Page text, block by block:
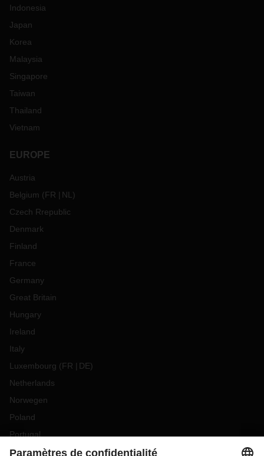
Indonesia
Japan
Korea
Malaysia
Singapore
Taiwan
Thailand
Vietnam
EUROPE
Austria
Belgium (FR NL )
Czech Rrepublic
Denmark
Finland
France
Germany
Great Britain
Hungary
Ireland
Italy
Luxembourg (FR DE)
Netherlands
Norwegen
Poland
Portugal
Romania